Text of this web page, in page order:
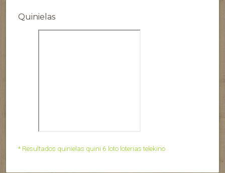
Quinielas
* Resultados quinielas quini 6 loto loterias telekino